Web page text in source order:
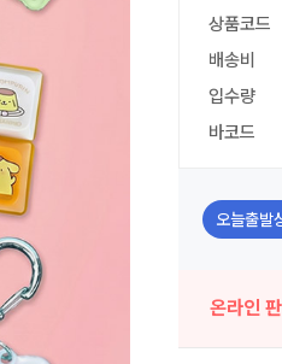
상품코드
배송비
입수량
바코드
오늘출발
온라인